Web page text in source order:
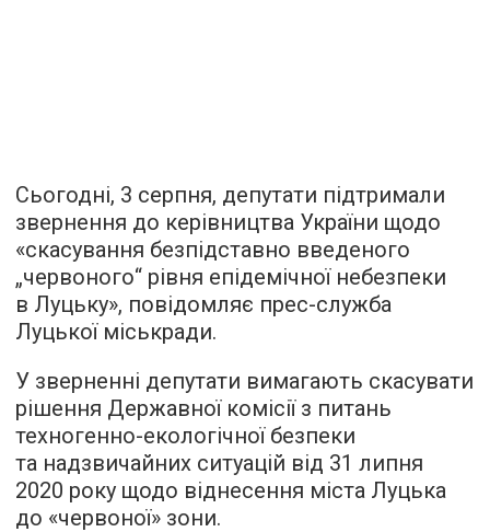
Сьогодні, 3 серпня, депутати підтримали
звернення до керівництва України щодо
«скасування безпідставно введеного
„червоного“ рівня епідемічної небезпеки
в Луцьку», повідомляє прес-служба
Луцької міськради.
У зверненні депутати вимагають скасувати
рішення Державної комісії з питань
техногенно-екологічної безпеки
та надзвичайних ситуацій від 31 липня
2020 року щодо віднесення міста Луцька
до «червоної» зони.